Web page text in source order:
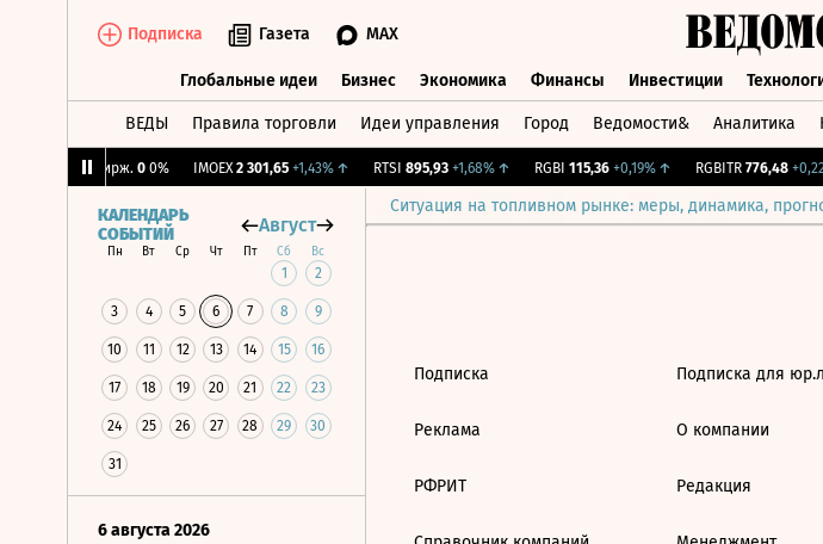
Подписка Газета MAX
Глобальные идеи Бизнес Экономика Финансы Инвестиции
ВЕДЫ Правила торговли Идеи управления Город Ведомости& Аналитика
CNY Бирж. 0 0% IMOEX 2 301,65 +1,43%↑ RTSI 895,93 +1,68%↑ RGBI 115,36 +0,19%↑ RGBITR 776,48
Ситуация на топливном рынке: меры, динамика,
КАЛЕНДАРЬ
СОБЫТИЙ
Август
Пн Вт Ср Чт Пт Сб Вс
1 2
3 4 5 6 7 8 9
10 11 12 13 14 15 16
17 18 19 20 21 22 23
24 25 26 27 28 29 30
31
6 августа 2026
Подписка
Реклама
РФРИТ
Подписка для
О компании
Редакция